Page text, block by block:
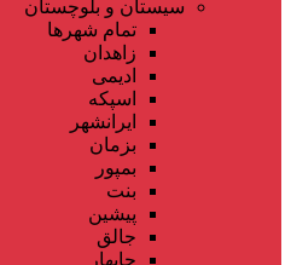
سیستان و بلوچستان
تمام شهر‌ها
زاهدان
ادیمی
اسپکه
ایرانشهر
بزمان
بمپور
بنت
پیشین
جالق
چابهار